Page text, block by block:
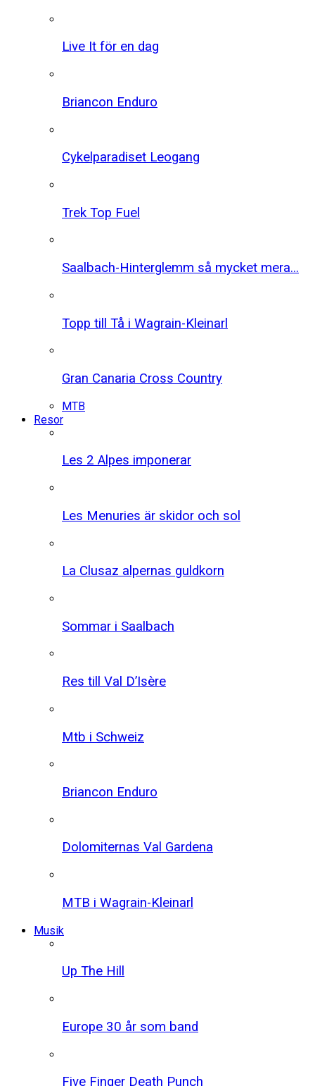
Live It för en dag
Briancon Enduro
Cykelparadiset Leogang
Trek Top Fuel
Saalbach-Hinterglemm så mycket mera...
Topp till Tå i Wagrain-Kleinarl
Gran Canaria Cross Country
MTB
Resor
Les 2 Alpes imponerar
Les Menuries är skidor och sol
La Clusaz alpernas guldkorn
Sommar i Saalbach
Res till Val D’Isère
Mtb i Schweiz
Briancon Enduro
Dolomiternas Val Gardena
MTB i Wagrain-Kleinarl
Musik
Up The Hill
Europe 30 år som band
Five Finger Death Punch